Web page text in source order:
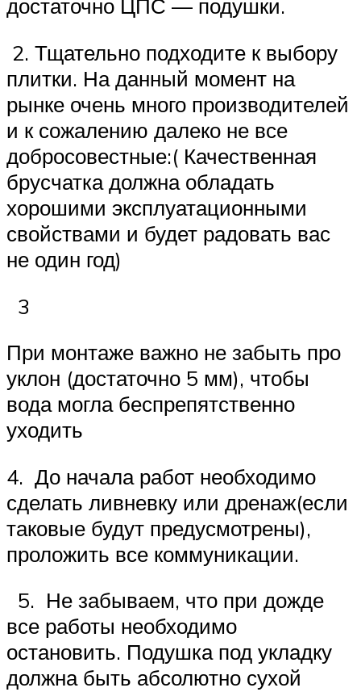
достаточно ЦПС — подушки.
2. Тщательно подходите к выбору
плитки. На данный момент на
рынке очень много производителей
и к сожалению далеко не все
добросовестные:( Качественная
брусчатка должна обладать
хорошими эксплуатационными
свойствами и будет радовать вас
не один год)
3
При монтаже важно не забыть про
уклон (достаточно 5 мм), чтобы
вода могла беспрепятственно
уходить
4. До начала работ необходимо
сделать ливневку или дренаж(если
таковые будут предусмотрены),
проложить все коммуникации.
5. Не забываем, что при дожде
все работы необходимо
остановить. Подушка под укладку
должна быть абсолютно сухой